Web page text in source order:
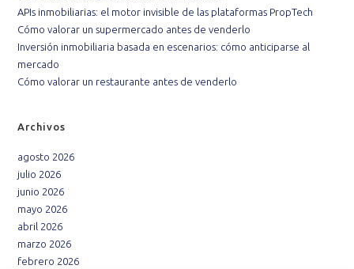
APIs inmobiliarias: el motor invisible de las plataformas PropTech
Cómo valorar un supermercado antes de venderlo
Inversión inmobiliaria basada en escenarios: cómo anticiparse al
mercado
Cómo valorar un restaurante antes de venderlo
Archivos
agosto 2026
julio 2026
junio 2026
mayo 2026
abril 2026
marzo 2026
febrero 2026